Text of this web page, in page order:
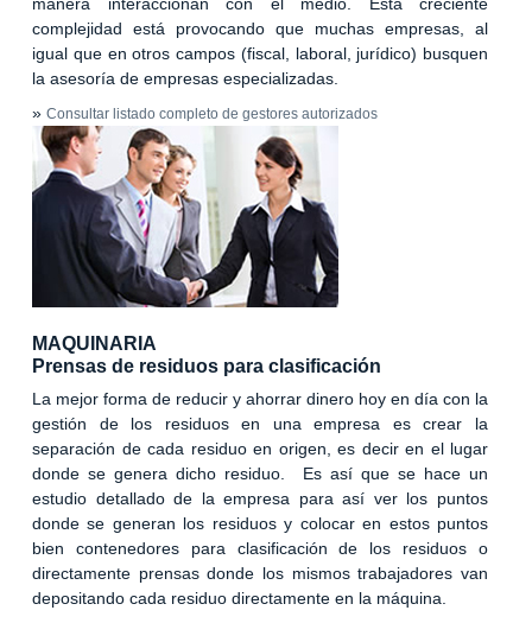
complejidad está provocando que muchas empresas, al
igual que en otros campos (fiscal, laboral, jurídico) busquen
la asesoría de empresas especializadas.
» Consultar listado completo de gestores autorizados
MAQUINARIA
Prensas de residuos para clasificación
La mejor forma de reducir y ahorrar dinero hoy en día con la
gestión de los residuos en una empresa es crear la
separación de cada residuo en origen, es decir en el lugar
donde se genera dicho residuo. Es así que se hace un
estudio detallado de la empresa para así ver los puntos
donde se generan los residuos y colocar en estos puntos
bien contenedores para clasificación de los residuos o
directamente prensas donde los mismos trabajadores van
depositando cada residuo directamente en la máquina.